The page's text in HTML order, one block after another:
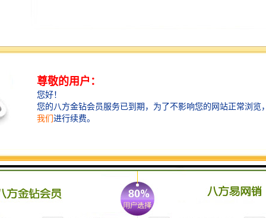
调整承载托辊组 皮带机的皮带在整个皮带输送机的中部
跑偏时可调整托辊组的位置来调整跑偏；在制造时托辊
组的两侧安装孔都加工成长孔，以便进行调整。具体调
整方法，具体方法是皮带偏向哪一侧，托辊组的哪一侧